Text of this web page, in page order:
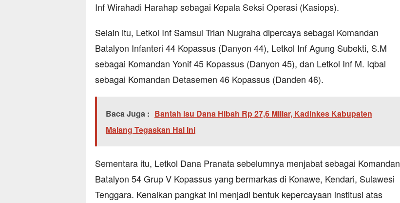
Inf Wirahadi Harahap sebagai Kepala Seksi Operasi (Kasiops).
Selain itu, Letkol Inf Samsul Trian Nugraha dipercaya sebagai Komandan
Batalyon Infanteri 44 Kopassus (Danyon 44), Letkol Inf Agung Subekti, S.M
sebagai Komandan Yonif 45 Kopassus (Danyon 45), dan Letkol Inf M. Iqbal
sebagai Komandan Detasemen 46 Kopassus (Danden 46).
Baca Juga : Bantah Isu Dana Hibah Rp 27,6 Miliar, Kadinkes Kabupaten
Malang Tegaskan Hal Ini
Sementara itu, Letkol Dana Pranata sebelumnya menjabat sebagai Komandan
Batalyon 54 Grup V Kopassus yang bermarkas di Konawe, Kendari, Sulawesi
Tenggara. Kenaikan pangkat ini menjadi bentuk kepercayaan institusi atas